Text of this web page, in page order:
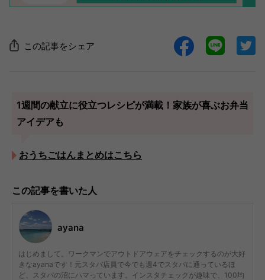
この記事をシェア
1週間の献立に役立つレシピが満載！家族が喜ぶお弁当
アイデアも
おうちごはんまとめはこちら
この記事を書いた人
ayana
はじめまして。ワークマンでアウトドアウェアをチェックするのが大好
きなayanaです！元スタバ店員で今でも週4でスタバに通っているほ
ど、スタバの沼にハマっています。インスタチェックが趣味で、100均